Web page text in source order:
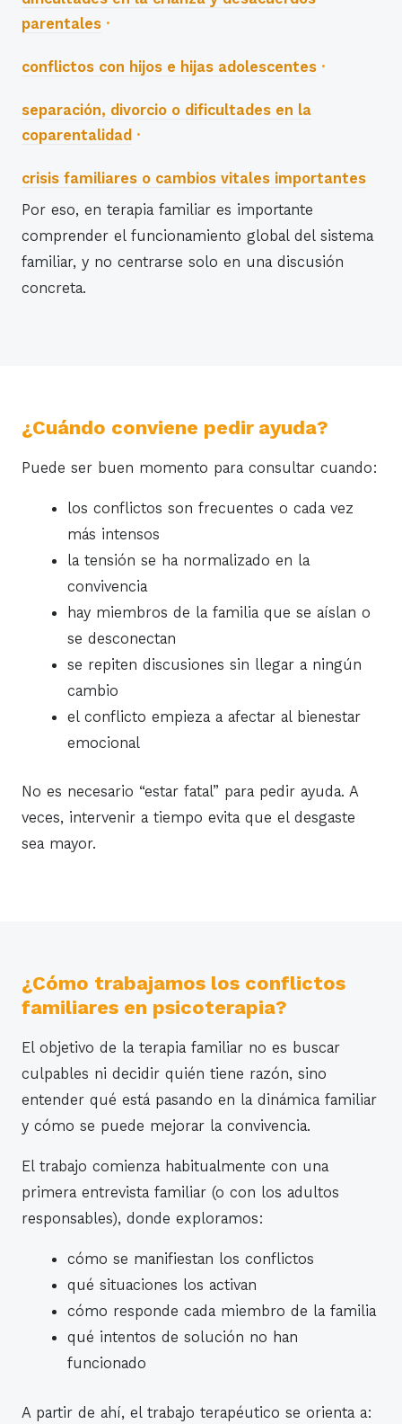
parentales
conflictos con hijos e hijas adolescentes
separación, divorcio o dificultades en la
coparentalidad
crisis familiares o cambios vitales importantes
Por eso, en terapia familiar es importante
comprender el funcionamiento global del sistema
familiar, y no centrarse solo en una discusión
concreta.
¿Cuándo conviene pedir ayuda?
Puede ser buen momento para consultar cuando:
los conflictos son frecuentes o cada vez
más intensos
la tensión se ha normalizado en la
convivencia
hay miembros de la familia que se aíslan o
se desconectan
se repiten discusiones sin llegar a ningún
cambio
el conflicto empieza a afectar al bienestar
emocional
No es necesario “estar fatal” para pedir ayuda. A
veces, intervenir a tiempo evita que el desgaste
sea mayor.
¿Cómo trabajamos los conflictos
familiares en psicoterapia?
El objetivo de la terapia familiar no es buscar
culpables ni decidir quién tiene razón, sino
entender qué está pasando en la dinámica familiar
y cómo se puede mejorar la convivencia.
El trabajo comienza habitualmente con una
primera entrevista familiar (o con los adultos
responsables), donde exploramos:
cómo se manifiestan los conflictos
qué situaciones los activan
cómo responde cada miembro de la familia
qué intentos de solución no han
funcionado
A partir de ahí, el trabajo terapéutico se orienta a: